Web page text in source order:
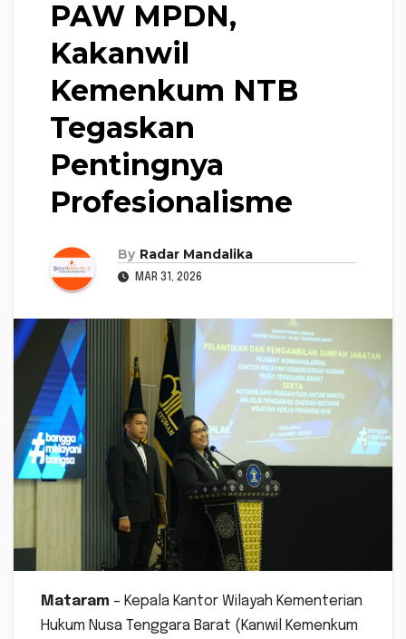
PAW MPDN,
Kakanwil
Kemenkum NTB
Tegaskan
Pentingnya
Profesionalisme
By Radar Mandalika
MAR 31, 2026
Mataram – Kepala Kantor Wilayah Kementerian
Hukum Nusa Tenggara Barat (Kanwil Kemenkum